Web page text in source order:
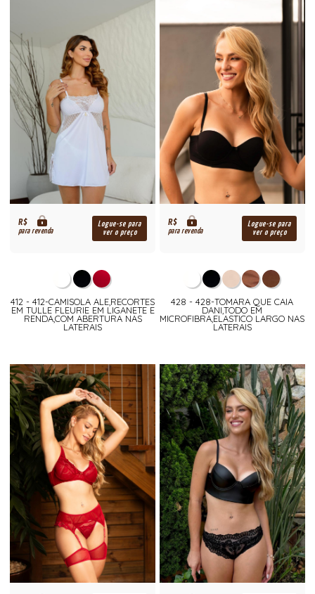
R$
para revenda
Logue-se para
ver o preço
412 - 412-CAMISOLA ALE,RECORTES
EM TULLE FLEURIE EM LIGANETE E
RENDA,COM ABERTURA NAS
LATERAIS
R$
para revenda
Logue-se para
ver o preço
428 - 428-TOMARA QUE CAIA
DANI,TODO EM
MICROFIBRA,ELASTICO LARGO NAS
LATERAIS